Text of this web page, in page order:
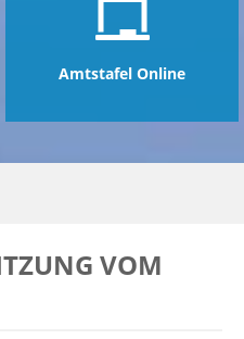
Amtstafel Online
VOM